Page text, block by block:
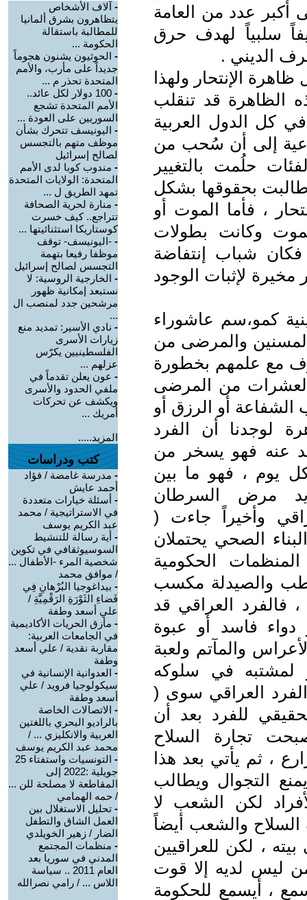
أكبر عدد من العامة
سلبياً لهدف حرق
الديني .
الإنتحار ولهذا
الظاهرة قد تنقلب
في كل الدول العربية
إلى أن سُحب من
حلُمت بالتغيير
بحقوقها بشكل
، فأما الموت أو
وكانت بطولات
شباب إنتفاضة
مخيرة لإثبات الوجود
كمو،سم عاشوراء
والمرضى من
مع علمهم بخطورة
من المرضى
أو الرزق أو
لوجدنا أن الفرد
عنه فهو يسخر من
يوم ، فهو ما بين
مرض السرطان
وأخيراً جاءت (
الصحي يحتملان
الحكومية
والصيدلة مكسب
فالفرد العراقي قد
فاسد أو عبوة
والمآتم ولعبة
لمشتبه في سلوكه
العراقي سوى (
للفرد بعد أن
تجارة السلاح
، ثم يأتي بعد هذا
التجوال ويطالب
لكن الشعب لا
السلاح والشعب أيضاً
، لكن للعراقيين
ليس لديه إلا قوت
، أيسمع للحكومة
- آلاف الأشخاص
يتظاهرون بشرق ألمانيا
للمطالبة باستقالة
الحكومة ...
- الحوثيون يشنون هجوماً
جديداً على مأرب، والأمم
المتحدة تحذر م ...
-
100 دولار لكل عائد..
الأمم المتحدة تشجع
السوريين على العودة ...
- اليونيسف تتحرك بشأن
موظف متهم بالتجسس
لصالح إسرائيل
- مندوب كوبا لدى الأمم
المتحدة: الولايات المتحدة
تمهد الطريق ل ...
- منارة لحرية الصحافة
تتراجع.. كيف خسرت
كوستاريكا استثنائيتها ...
- -اليونيسف- توقف
موظفا رفيعا بتهمة
التجسس لصالح إسرائيل
- الخارجية الروسية: لا
نستبعد إمكانية ظهور
مرشحين جدد لمنصب ال
...
- نادي الأسير: تمديد منع
زيارات الأسرى
الفلسطينيين يكرّس
عزلهم ...
- عون يعلن تقدماً في
ملفي الحدود والأسرى
ويكشف عن تحركات
أمريك ...
المزيد.....
كتب ودراسات
- مدرسة غامضة / فؤاد
أحمد عايش
- أسئلة خيارات متعددة
في الاستراتيجية / محمد
عبد الكريم يوسف
- أية رسالة للتنشيط
السوسيوثقافي في تكوين
شخصية المرء -الأطفال ...
/ موافق محمد
- بيداغوجيا البُرْهانِ فِي
فَضاءِ الثَوْرَةِ الرَقْمِيَّةِ /
علي أسعد وطفة
- مأزق الحريات الأكاديمية
في الجامعات العربية:
مقاربة نقدية / علي أسعد
وطفة
- العدوانية الإنسانية في
سيكولوجيا فرويد / علي
أسعد وطفة
- الاتصالات الخاصة
بالراديو البحري باللغتين
العربية والانكليزي ... /
محمد عبد الكريم يوسف
-
التونسيات واستفتاء 25
جويلية :2022 إلى
المقاطعة لا مصلحة للن ...
/ حمه الهمامي
- تحليل الاستغلال بين
العمل الشاق والتطفل
الضار / زهير الخويلدي
- منظمات المجتمع
المدني في سوريا بعد
العام 2011 .. سياسة
اللاس ... / رامي نصرالله